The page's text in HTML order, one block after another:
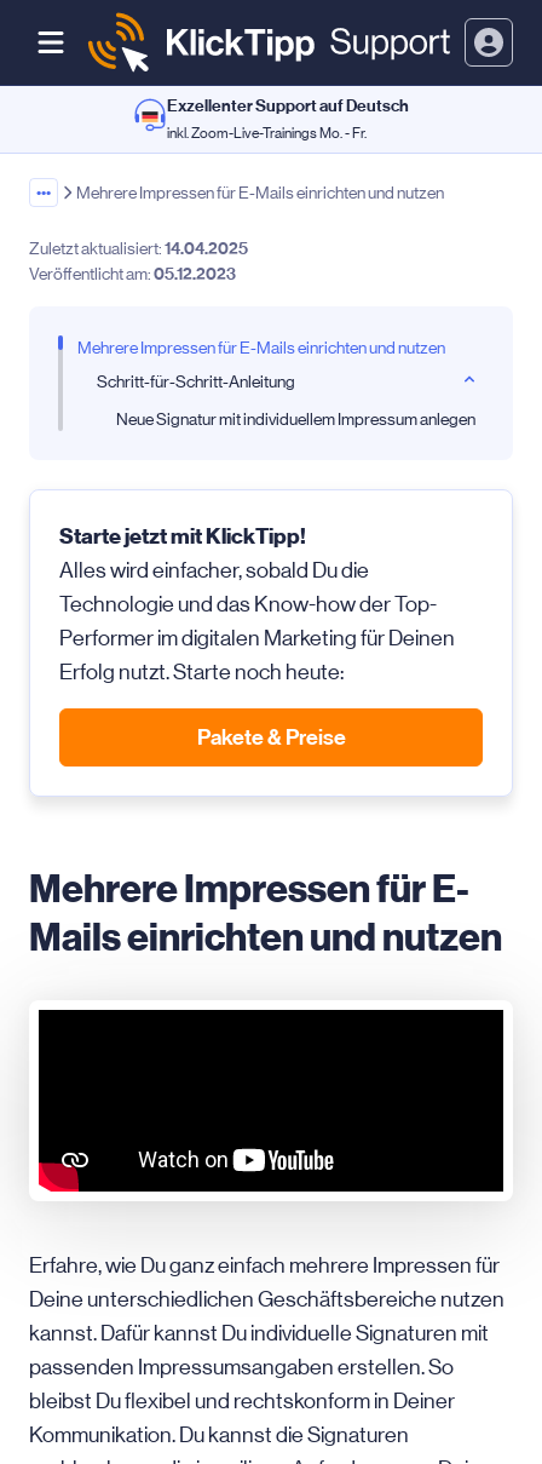
Exzellenter Support auf Deutsch
inkl. Zoom-Live-Trainings Mo. - Fr.
••• Mehrere Impressen für E-Mails einrichten und nutzen
Zuletzt aktualisiert:14.04.2025
Veröffentlicht am:05.12.2023
Mehrere Impressen für E-Mails einrichten und nutzen
Schritt-für-Schritt-Anleitung
Neue Signatur mit individuellem Impressum anlegen
Starte jetzt mit KlickTipp!
Alles wird einfacher, sobald Du die
Technologie und das Know-how der Top-
Performer im digitalen Marketing für Deinen
Erfolg nutzt. Starte noch heute:
Pakete & Preise
Mehrere Impressen für E-
Mails einrichten und nutzen
Erfahre, wie Du ganz einfach mehrere Impressen für
Deine unterschiedlichen Geschäftsbereiche nutzen
kannst. Dafür kannst Du individuelle Signaturen mit
passenden Impressumsangaben erstellen. So
bleibst Du flexibel und rechtskonform in Deiner
Kommunikation. Du kannst die Signaturen